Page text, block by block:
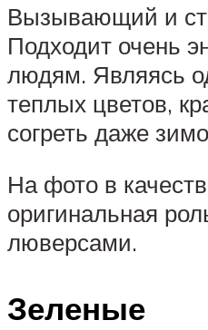
Вызывающий и
Подходит очень
людям. Являясь
теплых цветов,
согреть даже
На фото в
оригинальная
люверсами.
Зеленые